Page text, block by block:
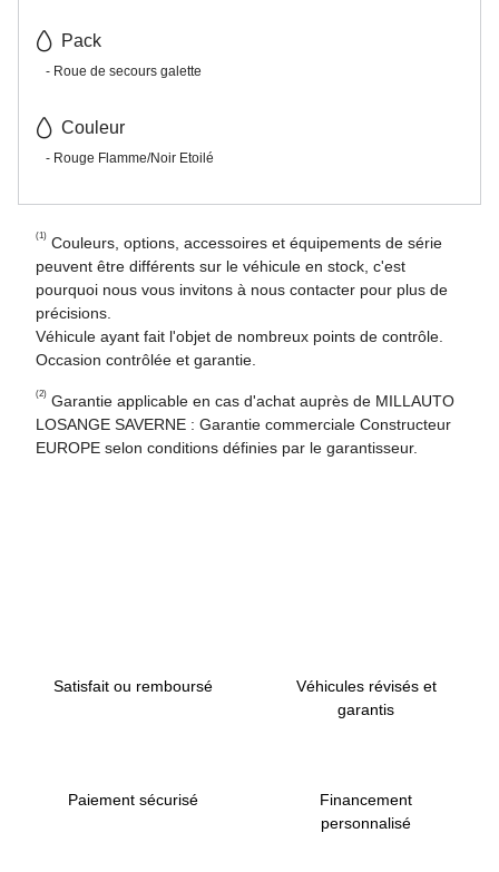
Pack
Roue de secours galette
Couleur
Rouge Flamme/Noir Etoilé
(1) Couleurs, options, accessoires et équipements de série
peuvent être différents sur le véhicule en stock, c'est
pourquoi nous vous invitons à nous contacter pour plus de
précisions.
Véhicule ayant fait l'objet de nombreux points de contrôle.
Occasion contrôlée et garantie.
(2) Garantie applicable en cas d'achat auprès de MILLAUTO
LOSANGE SAVERNE : Garantie commerciale Constructeur
EUROPE selon conditions définies par le garantisseur.
Satisfait ou remboursé
Véhicules révisés et
garantis
Paiement sécurisé
Financement
personnalisé